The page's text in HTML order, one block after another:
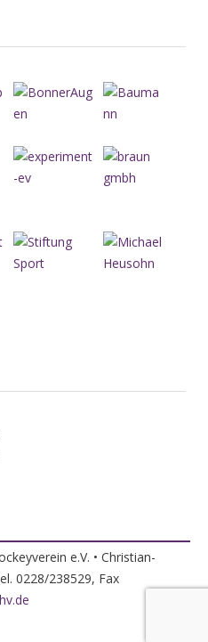
e.V. • Christian-
0228/238529, Fax